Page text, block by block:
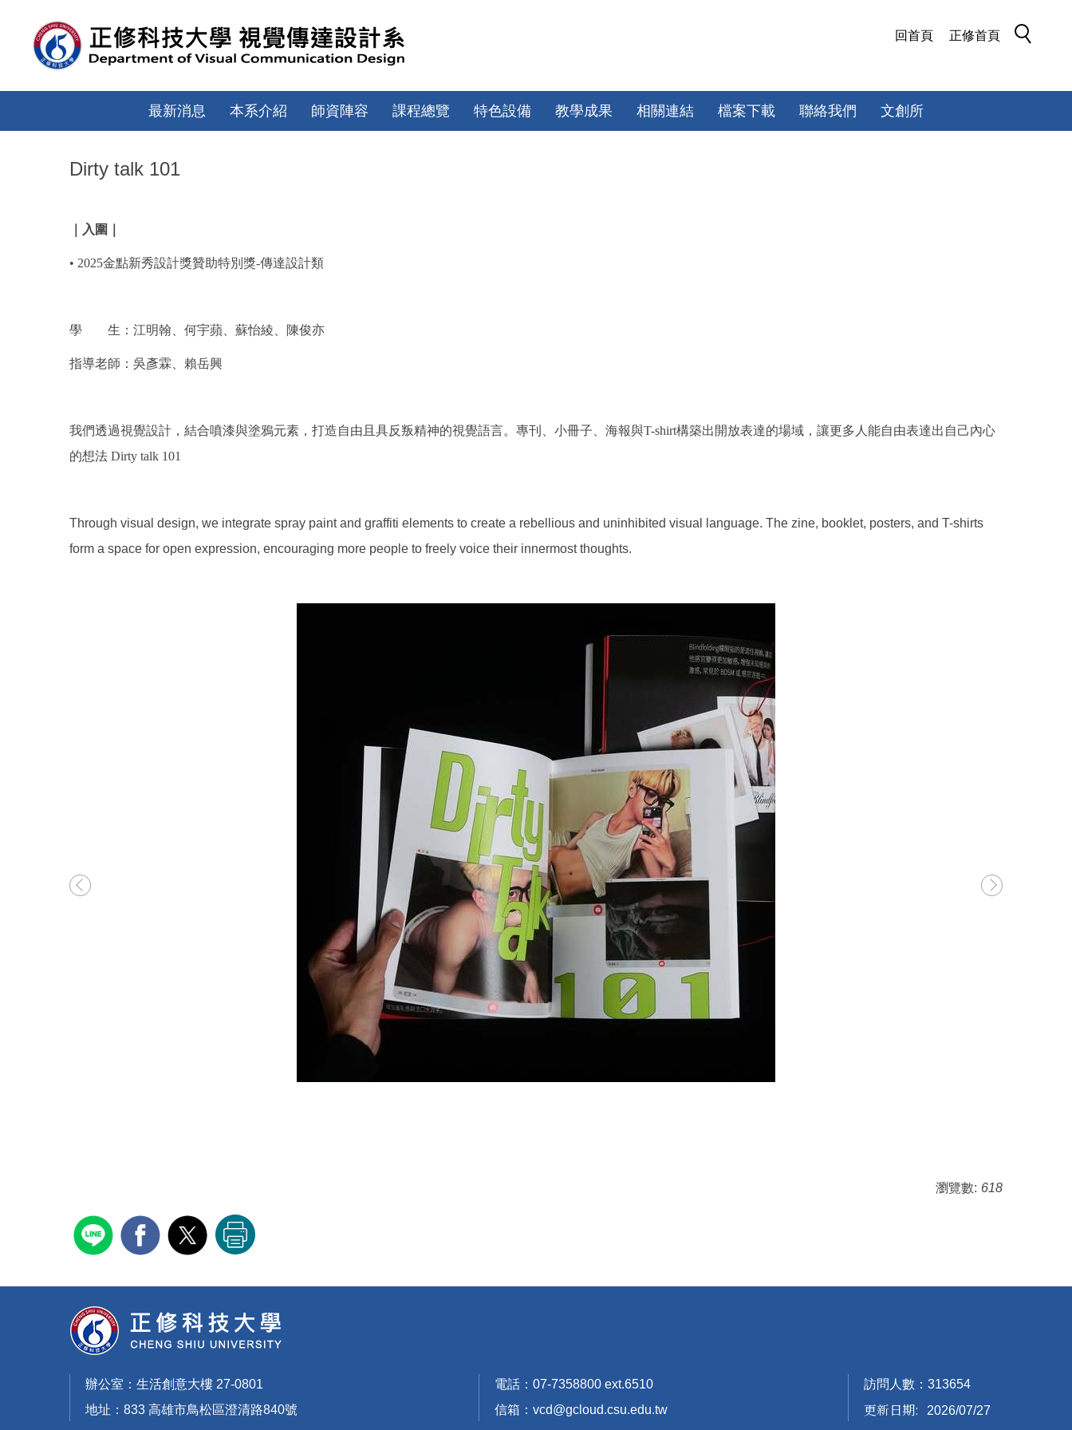
內
回首頁 正修首頁
最新消息 本系介紹 師資陣容 課程總覽 特色設備 教學成果 相關連結 檔案下載 聯絡我們 文創所
Dirty talk 101
｜入圍｜
• 2025金點新秀設計獎贊助特別獎-傳達設計類
學 生：江明翰、何宇蘋、蘇怡綾、陳俊亦
指導老師：吳彥霖、賴岳興
我們透過視覺設計，結合噴漆與塗鴉元素，打造自由且具反叛精神的視覺語言。專刊、小冊子、海報與T-shirt構築出開放表達的場域，讓更多人能自由表達出自己內心
的想法 Dirty talk 101
Through visual design, we integrate spray paint and graffiti elements to create a rebellious and uninhibited visual language. The zine, booklet, posters, and T-shirts
form a space for open expression, encouraging more people to freely voice their innermost thoughts.
瀏覽數: 618
辦公室：生活創意大樓 27-0801
地址：833 高雄市鳥松區澄清路840號
電話：07-7358800 ext.6510
信箱：vcd@gcloud.csu.edu.tw
訪問人數： 313654
更新日期: 2026/07/27